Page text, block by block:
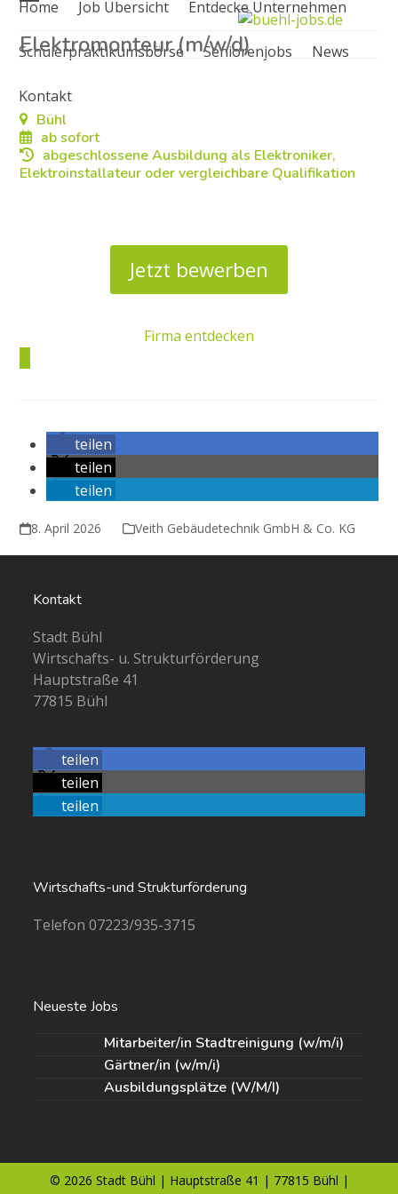
Skip
content
Home Job Übersicht Entdecke Unternehmen
Schülerpraktikumsbörse Seniorenjobs News
Kontakt
Open
mobile
Close
mobile
Elektromonteur (m/w/d)
Bühl
ab sofort
abgeschlossene Ausbildung als Elektroniker,
Elektroinstallateur oder vergleichbare Qualifikation
Jetzt bewerben
Firma entdecken
teilen
teilen
teilen
8. April 2026 Veith Gebäudetechnik GmbH & Co. KG
Kontakt
Stadt Bühl
Wirtschafts- u. Strukturförderung
Hauptstraße 41
77815 Bühl
teilen
teilen
teilen
Wirtschafts-und Strukturförderung
Telefon 07223/935-3715
Neueste Jobs
Mitarbeiter/in Stadtreinigung (w/m/i)
Gärtner/in (w/m/i)
Ausbildungsplätze (W/M/I)
© 2026 Stadt Bühl | Hauptstraße 41 | 77815 Bühl |